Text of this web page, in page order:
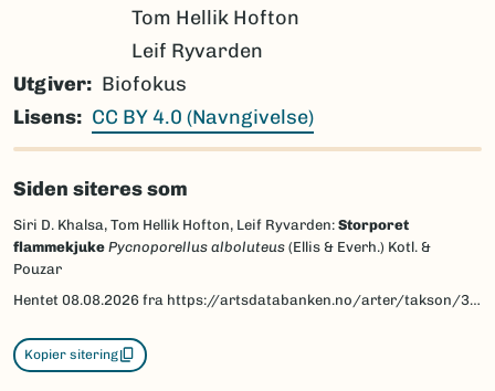
Tom Hellik Hofton
Leif Ryvarden
Utgiver
Biofokus
Lisens
CC BY 4.0 (Navngivelse)
Siden siteres som
Siri D. Khalsa, Tom Hellik Hofton, Leif Ryvarden: Storporet
flammekjuke Pycnoporellus alboluteus (Ellis & Everh.) Kotl. &
Pouzar
Hentet 08.08.2026 fra https://artsdatabanken.no/arter/takson/39689/beskrivelse
Kopier sitering